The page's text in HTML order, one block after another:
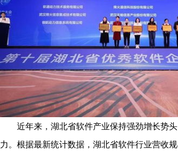
近年来，湖北省软件产业保持强劲增长势
力。根据最新统计数据，湖北省软件行业营收